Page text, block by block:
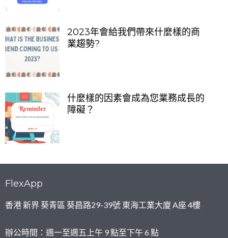
2023年會給我們帶來什麼樣的商
業趨勢?
什麼樣的因素會成為您業務成長的
障礙？
FlexApp
香港 新界 葵青區 葵昌路29-39號 東海工業大廈 A座 4樓
辦公時間：週一至週五上午 9 點至下午 6 點